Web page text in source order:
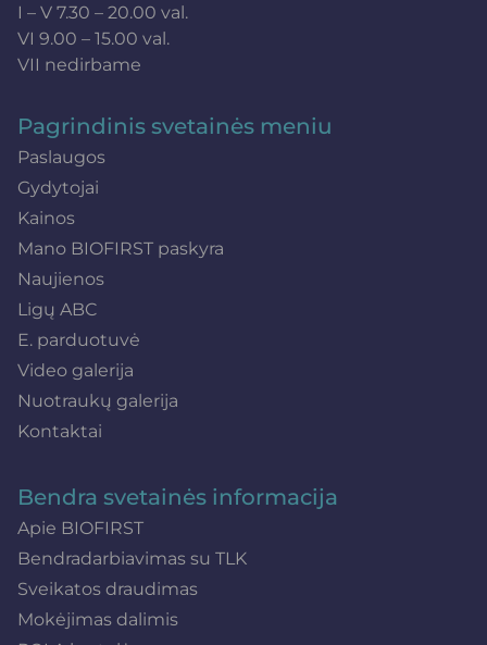
I – V 7.30 – 20.00 val.
VI 9.00 – 15.00 val.
VII nedirbame
Pagrindinis svetainės meniu
Paslaugos
Gydytojai
Kainos
Mano BIOFIRST paskyra
Naujienos
Ligų ABC
E. parduotuvė
Video galerija
Nuotraukų galerija
Kontaktai
Bendra svetainės informacija
Apie BIOFIRST
Bendradarbiavimas su TLK
Sveikatos draudimas
Mokėjimas dalimis